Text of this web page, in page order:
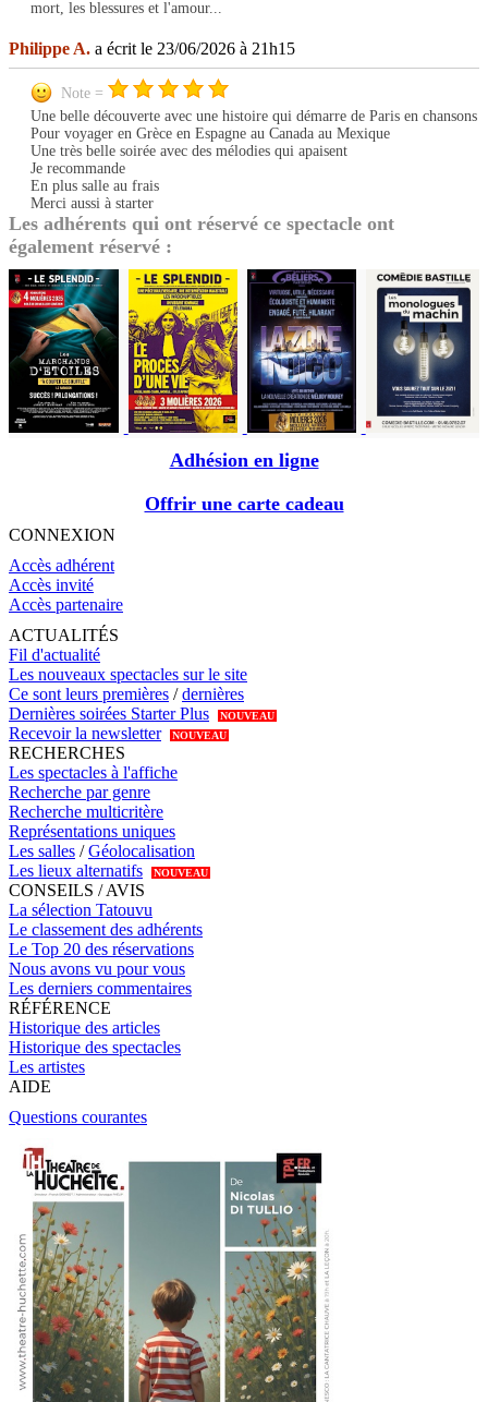
mort, les blessures et l'amour...
Philippe A. a écrit le 23/06/2026 à 21h15
Note =
Une belle découverte avec une histoire qui démarre de Paris en chansons
Pour voyager en Grèce en Espagne au Canada au Mexique
Une très belle soirée avec des mélodies qui apaisent
Je recommande
En plus salle au frais
Merci aussi à starter
Les adhérents qui ont réservé ce spectacle ont
également réservé :
Adhésion en ligne
Offrir une carte cadeau
CONNEXION
Accès adhérent
Accès invité
Accès partenaire
ACTUALITÉS
Fil d'actualité
Les nouveaux spectacles sur le site
Ce sont leurs premières /dernières
Dernières soirées Starter Plus
NOUVEAU
Recevoir la newsletter NOUVEAU
RECHERCHES
Les spectacles à l'affiche
Recherche par genre
Recherche multicritère
Représentations uniques
Les salles /Géolocalisation
Les lieux alternatifs
NOUVEAU
CONSEILS / AVIS
La sélection Tatouvu
Le classement des adhérents
Le Top 20 des réservations
Nous avons vu pour vous
Les derniers commentaires
RÉFÉRENCE
Historique des articles
Historique des spectacles
Les artistes
AIDE
Questions courantes